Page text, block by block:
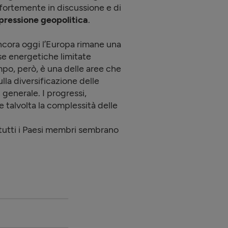
in discussione e di
geopolitica.
oggi l’Europa rimane una
energetiche limitate
però, è una delle aree che
diversificazione delle
I progressi,
talvolta la complessità delle
i Paesi membri sembrano